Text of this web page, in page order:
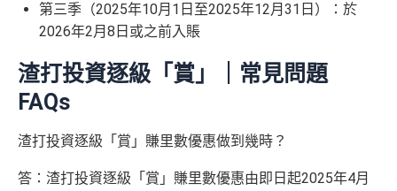
第三季（2025年10月1日至2025年12月31日）：於
2026年2月8日或之前入賬
渣打投資逐級「賞」｜常見問題
FAQs
渣打投資逐級「賞」賺里數優惠做到幾時？
答：渣打投資逐級「賞」賺里數優惠由即日起2025年4月